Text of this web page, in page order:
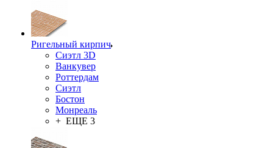
Ригельный кирпич
Сиэтл 3D
Ванкувер
Роттердам
Сиэтл
Бостон
Монреаль
+ ЕЩЕ 3